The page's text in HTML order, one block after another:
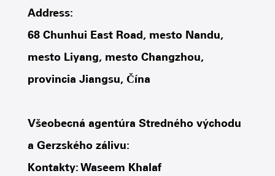
Address:
68 Chunhui East Road, mesto Nandu,
mesto Liyang, mesto Changzhou,
provincia Jiangsu, Čína
Všeobecná agentúra Stredného východu
a Gerzského zálivu:
Kontakty: Waseem Khalaf